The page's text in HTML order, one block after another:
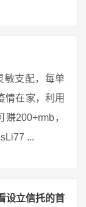
敏支配，每单
情在家，利用
200+rmb，
...
设立信托的首